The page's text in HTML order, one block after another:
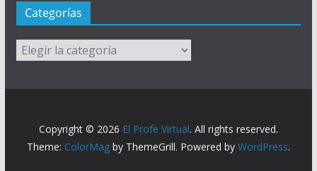
Categorías
Categorías
Copyright © 2026 El Profe Virtual. All rights reserved.
Theme: ColorMagby ThemeGrill. Powered by WordPress.